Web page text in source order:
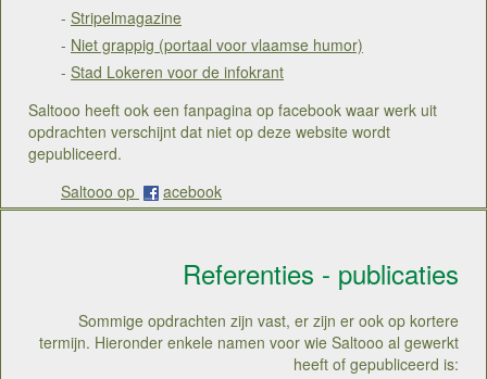
- Stripelmagazine
- Niet grappig (portaal voor vlaamse humor)
- Stad Lokeren voor de infokrant
Saltooo heeft ook een fanpagina op facebook waar werk uit
opdrachten verschijnt dat niet op deze website wordt
gepubliceerd.
Saltooo op
acebook
Referenties - publicaties
Sommige opdrachten zijn vast, er zijn er ook op kortere
termijn. Hieronder enkele namen voor wie Saltooo al gewerkt
heeft of gepubliceerd is: